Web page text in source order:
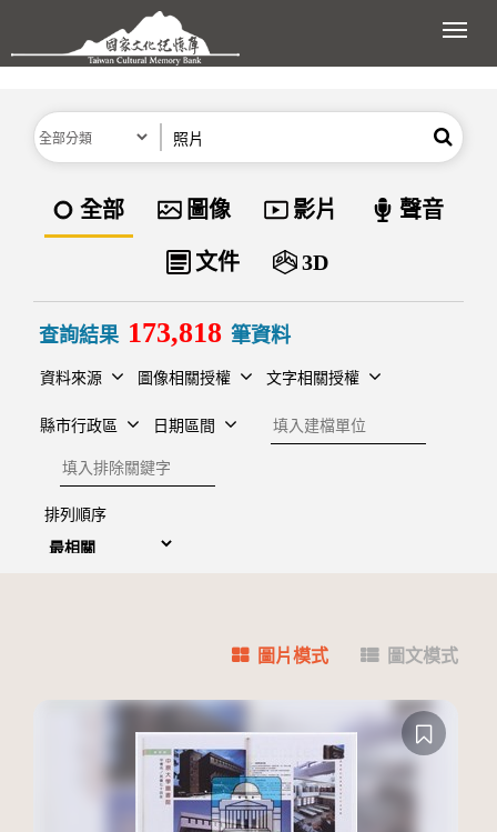
跳到主要內容區塊
展
分類 搜尋
資料類型
全部 圖像 影片 聲音
文件 3D
查詢結果 173,818 筆資料
資料來源 圖像相關授權 文字相關授權
縣市行政區 日期區間
建檔單位
排除關鍵字
排列順序
圖片模式 圖文模式